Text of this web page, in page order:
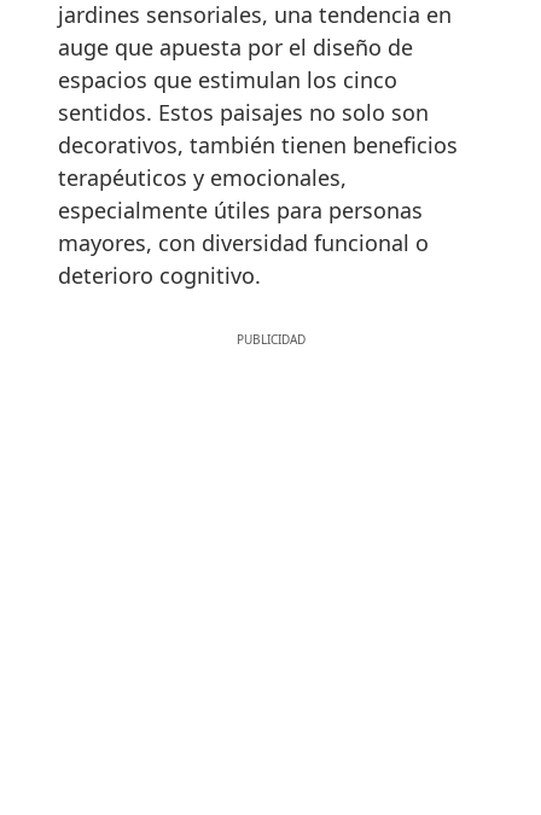
jardines sensoriales, una tendencia en
auge que apuesta por el diseño de
espacios que estimulan los cinco
sentidos. Estos paisajes no solo son
decorativos, también tienen beneficios
terapéuticos y emocionales,
especialmente útiles para personas
mayores, con diversidad funcional o
deterioro cognitivo.